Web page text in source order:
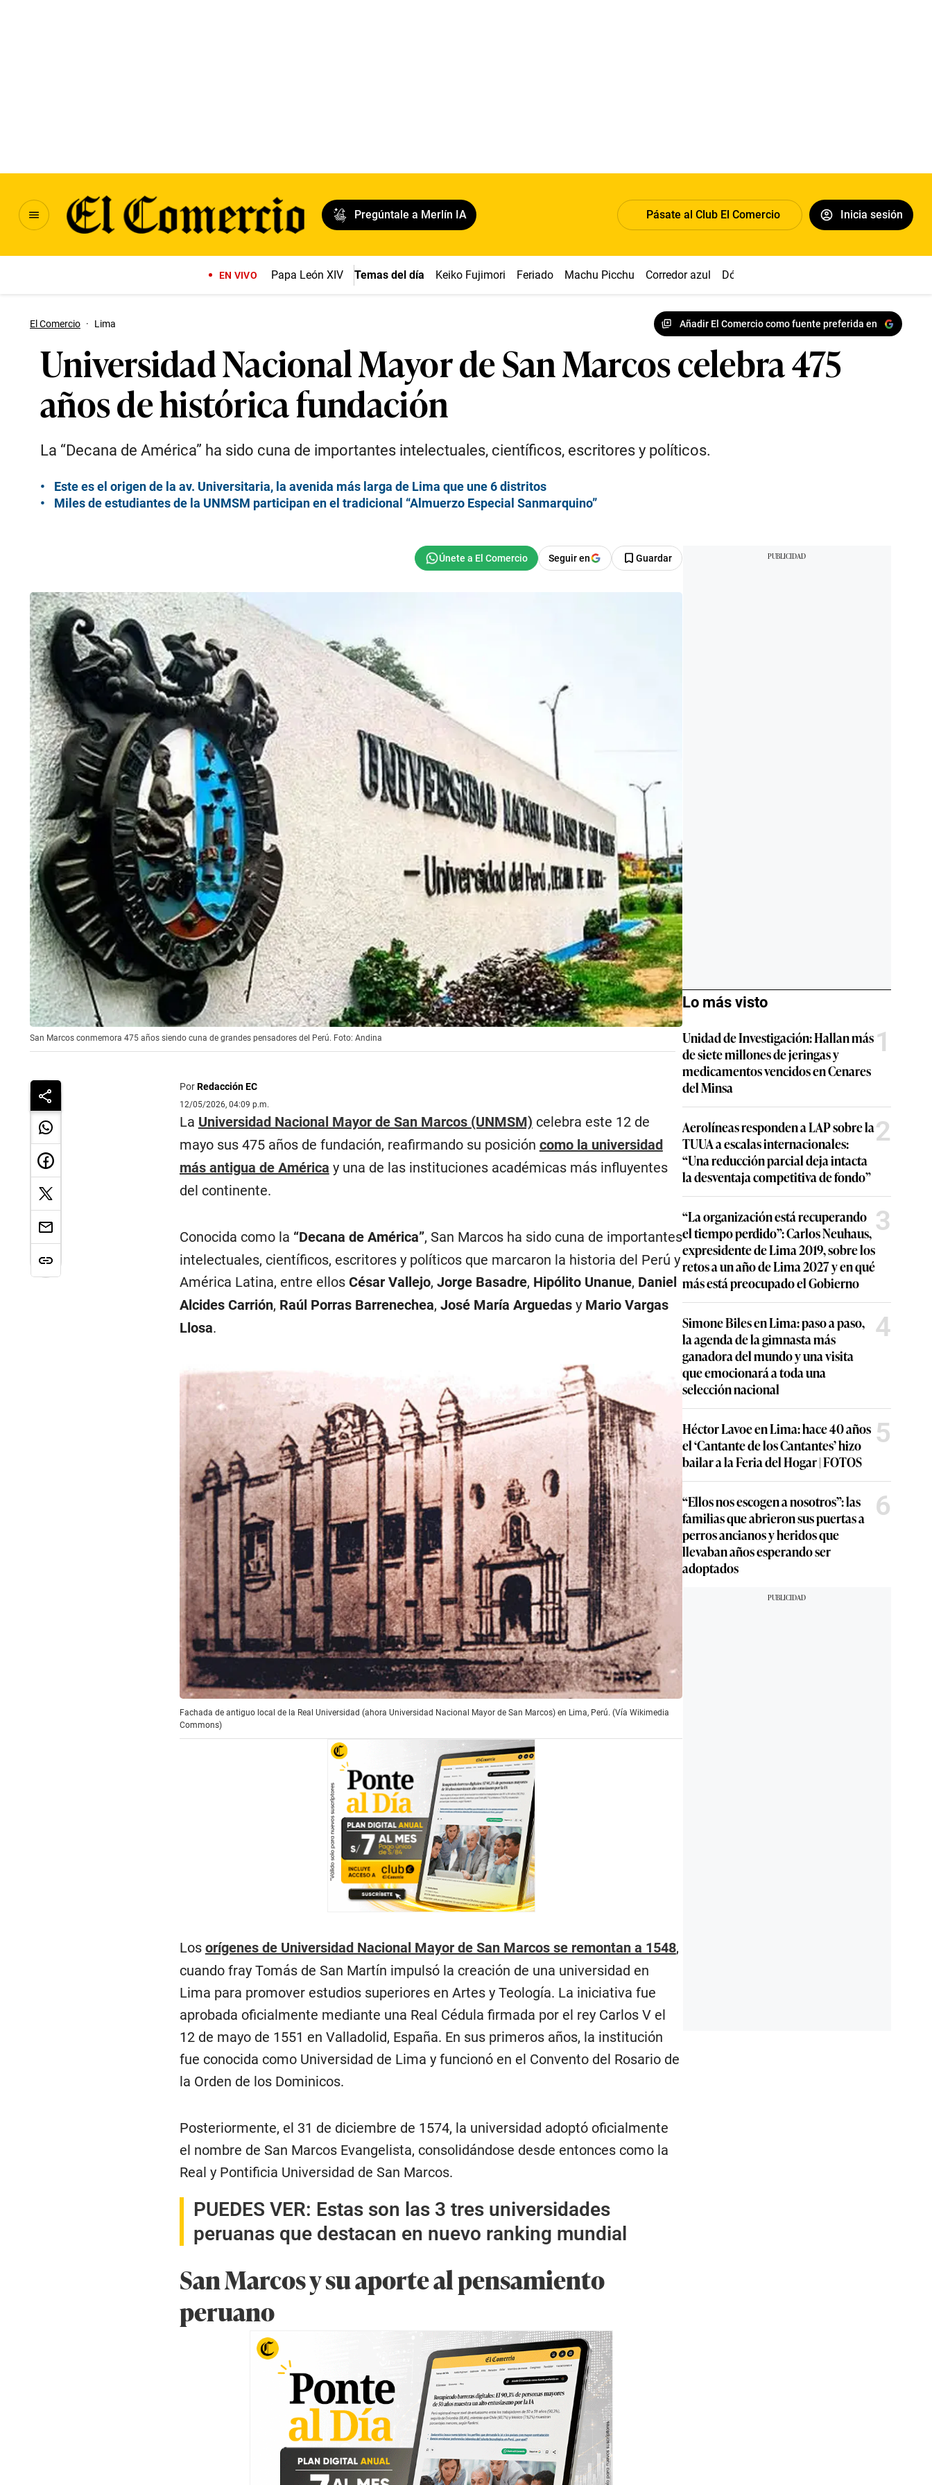
Pregúntale a Merlín IA Pásate al Club El Comercio Inicia sesión
EN VIVO Papa León XIV Temas del día Keiko Fujimori Feriado Machu Picchu Corredor azul Dólar
El Comercio · Lima Añadir El Comercio como fuente preferida en
Universidad Nacional Mayor de San Marcos celebra 475
años de histórica fundación
La “Decana de América” ha sido cuna de importantes intelectuales, científicos, escritores y políticos.
Este es el origen de la av. Universitaria, la avenida más larga de Lima que une 6 distritos
Miles de estudiantes de la UNMSM participan en el tradicional “Almuerzo Especial Sanmarquino”
Seguir en Guardar
San Marcos conmemora 475 años siendo cuna de grandes pensadores del Perú. Foto: Andina
PorRedacción EC
12/05/2026, 04:09 p.m.
La Universidad Nacional Mayor de San Marcos (UNMSM) celebra este 12 de
mayo sus 475 años de fundación, reafirmando su posición como la universidad
más antigua de América y una de las instituciones académicas más influyentes
del continente.
Conocida como la “Decana de América”, San Marcos ha sido cuna de importantes
intelectuales, científicos, escritores y políticos que marcaron la historia del Perú y
América Latina, entre ellos César Vallejo, Jorge Basadre, Hipólito Unanue, Daniel
Alcides Carrión, Raúl Porras Barrenechea, José María Arguedasy Mario Vargas
Llosa.
Fachada de antiguo local de la Real Universidad (ahora Universidad Nacional Mayor de San Marcos) en Lima, Perú. (Vía Wikimedia
Commons)
Los orígenes de Universidad Nacional Mayor de San Marcos se remontan a 1548,
cuando fray Tomás de San Martín impulsó la creación de una universidad en
Lima para promover estudios superiores en Artes y Teología. La iniciativa fue
aprobada oficialmente mediante una Real Cédula firmada por el rey Carlos V el
12 de mayo de 1551 en Valladolid, España. En sus primeros años, la institución
fue conocida como Universidad de Lima y funcionó en el Convento del Rosario de
la Orden de los Dominicos.
Posteriormente, el 31 de diciembre de 1574, la universidad adoptó oficialmente
el nombre de San Marcos Evangelista, consolidándose desde entonces como la
Real y Pontificia Universidad de San Marcos.
PUEDES VER: Estas son las 3 tres universidades
peruanas que destacan en nuevo ranking mundial
San Marcos y su aporte al pensamiento
peruano
Lo más visto
Unidad de Investigación: Hallan más
de siete millones de jeringas y
medicamentos vencidos en Cenares
del Minsa
1
Aerolíneas responden a LAP sobre la
TUUA a escalas internacionales:
“Una reducción parcial deja intacta
la desventaja competitiva de fondo”
2
“La organización está recuperando
el tiempo perdido”: Carlos Neuhaus,
expresidente de Lima 2019, sobre los
retos a un año de Lima 2027 y en qué
más está preocupado el Gobierno
3
Simone Biles en Lima: paso a paso,
la agenda de la gimnasta más
ganadora del mundo y una visita
que emocionará a toda una
selección nacional
4
Héctor Lavoe en Lima: hace 40 años
el ‘Cantante de los Cantantes’ hizo
bailar a la Feria del Hogar | FOTOS
5
“Ellos nos escogen a nosotros”: las
familias que abrieron sus puertas a
perros ancianos y heridos que
llevaban años esperando ser
adoptados
6